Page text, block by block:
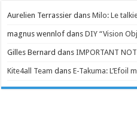
Aurelien Terrassier dansMilo: Le
magnus wennlof dansDIY “Vision
Gilles Bernard dansIMPORTANT
Kite4all Team dansE-Takuma: L’Efoil